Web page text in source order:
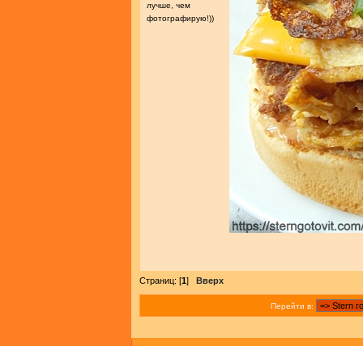
лучше, чем
фотографирую!))
Страниц: [1] Вверх
Перейти в: